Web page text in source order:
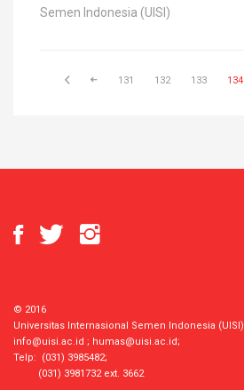
Semen Indonesia (UISI)
131 132 133 134
© 2016
Universitas Internasional Semen Indonesia (UISI)
info@uisi.ac.id ; humas@uisi.ac.id;
Telp: (031) 3985482;
(031) 3981732 ext. 3662